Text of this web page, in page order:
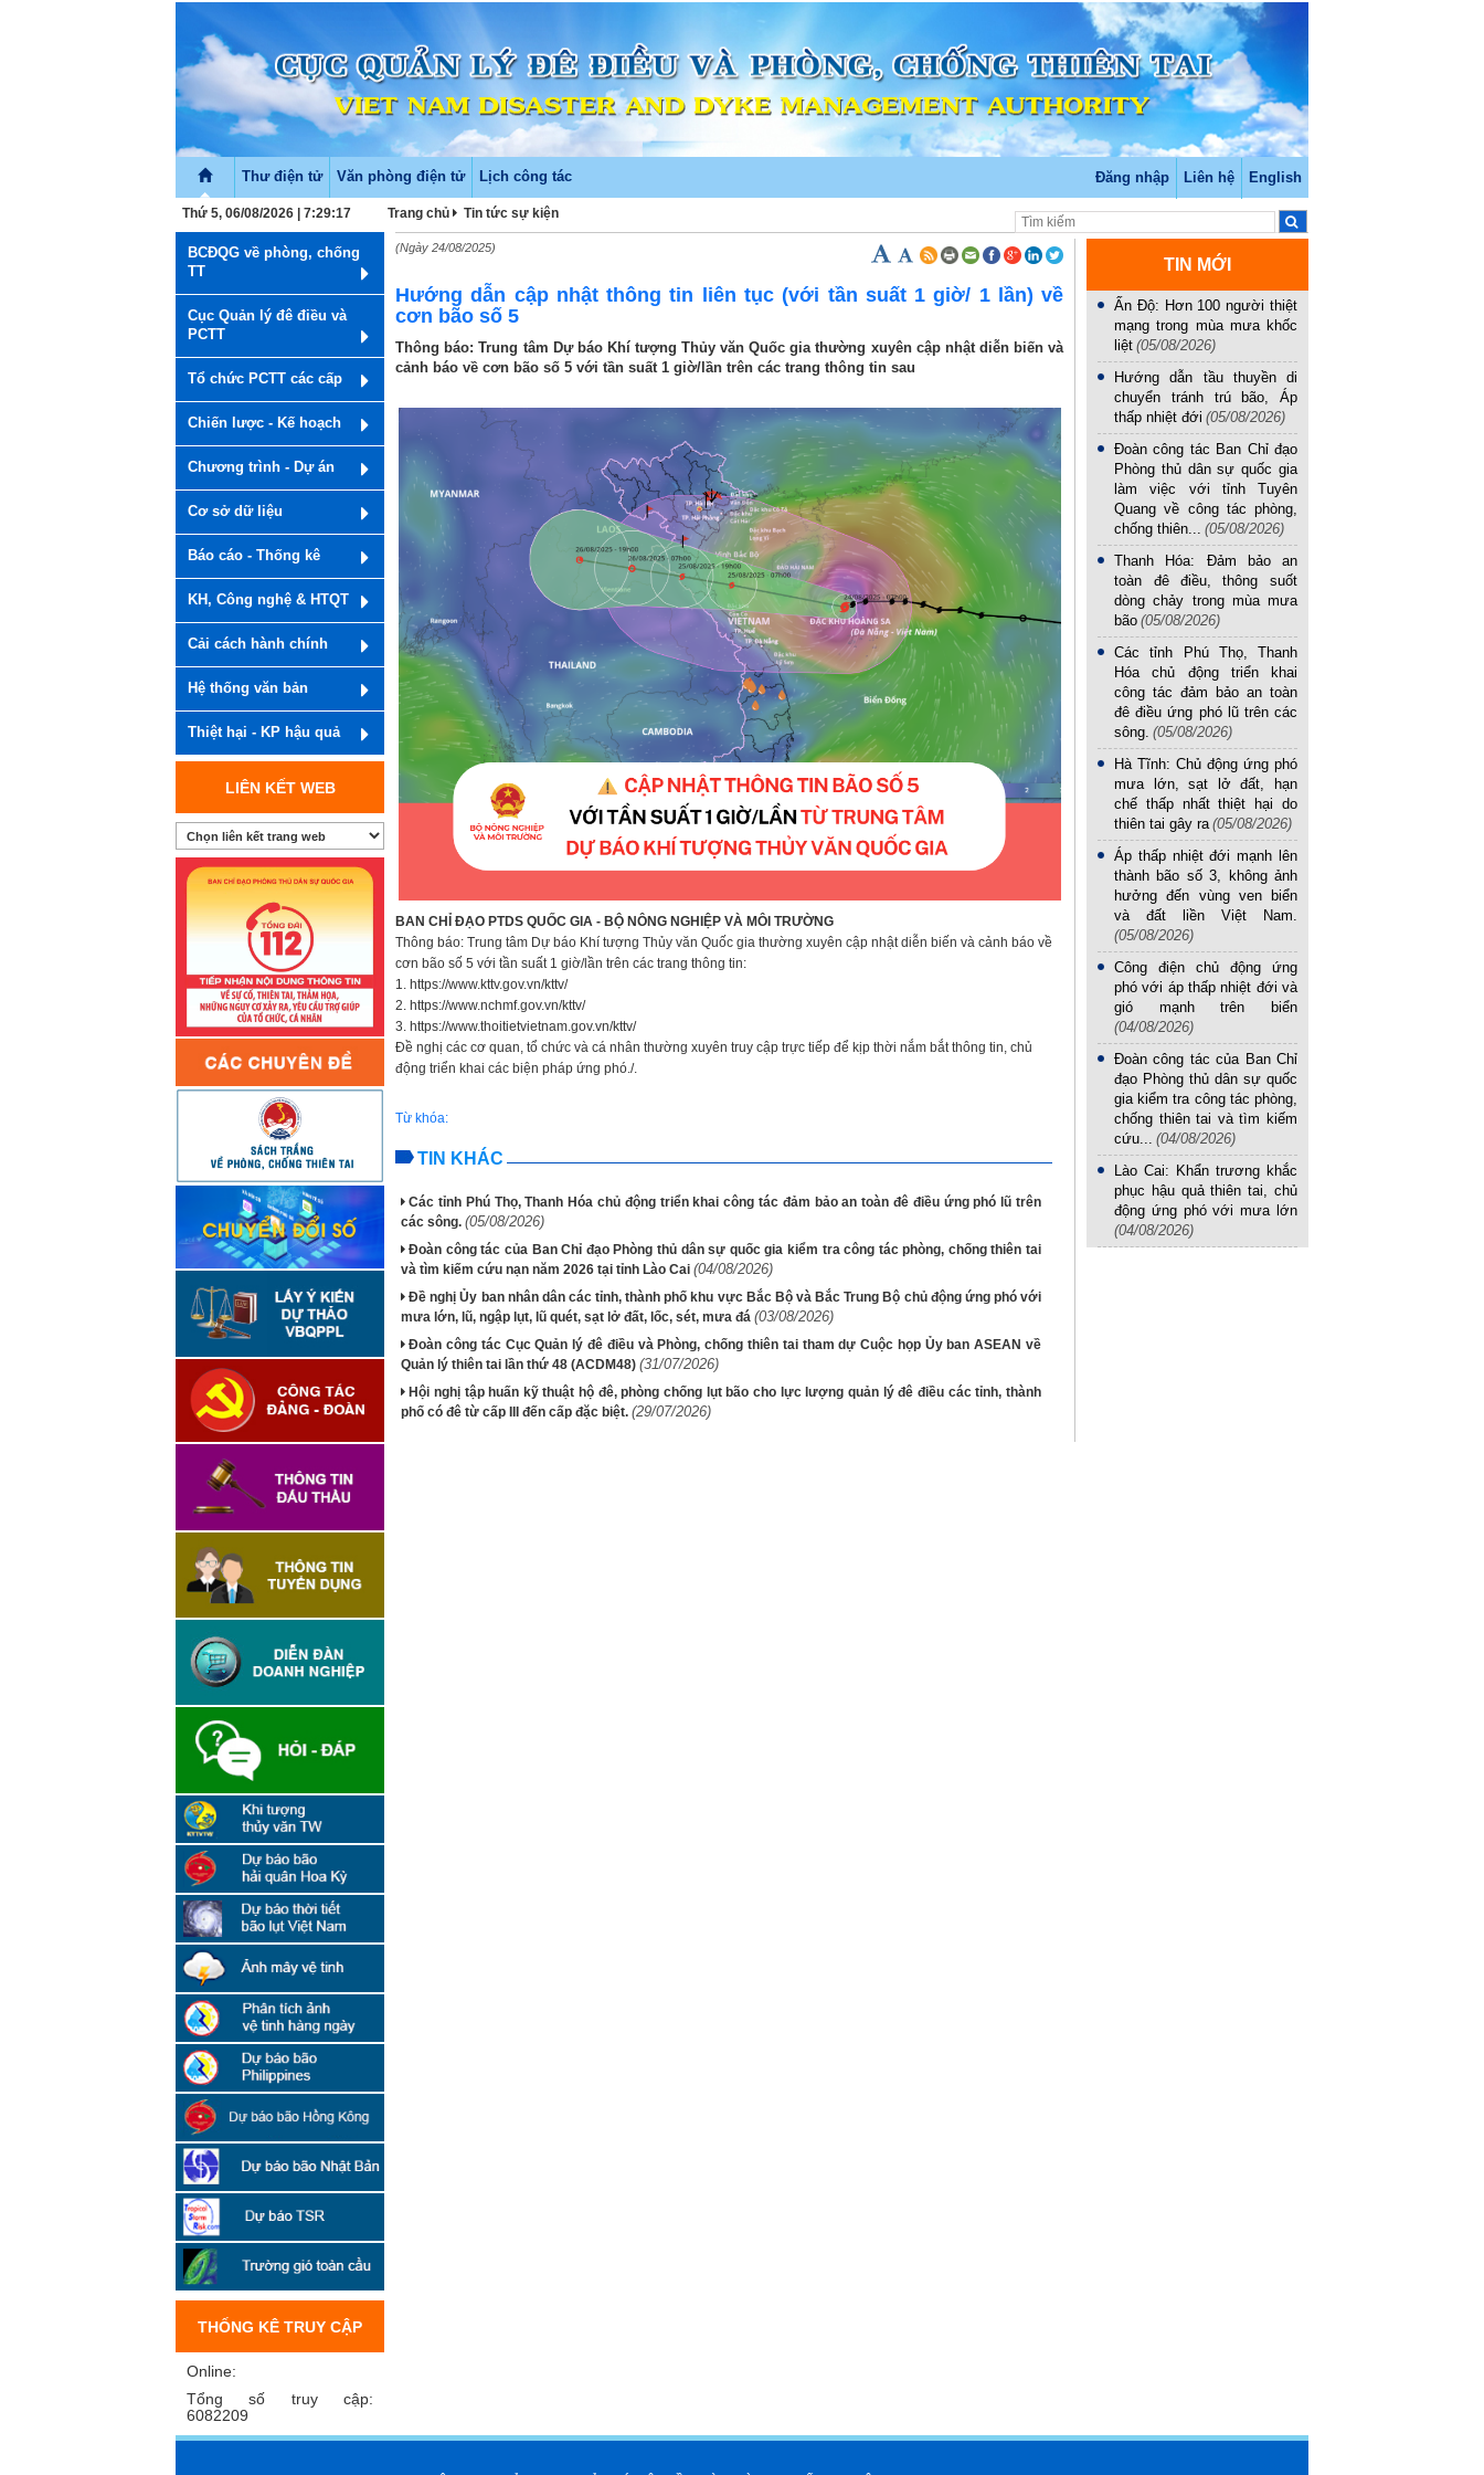
Thư điện tử Văn phòng điện tử Lịch công tác Đăng nhập Liên hệ English
Thứ 5, 06/08/2026 | 7:29:18 Trang chủ Tin tức sự kiện
BCĐQG về phòng, chống
TT
Cục Quản lý đê điều và
PCTT
Tổ chức PCTT các cấp
Chiến lược - Kế hoạch
Chương trình - Dự án
Cơ sở dữ liệu
Báo cáo - Thống kê
KH, Công nghệ & HTQT
Cải cách hành chính
Hệ thống văn bản
Thiệt hại - KP hậu quả
LIÊN KẾT WEB
THỐNG KÊ TRUY CẬP
Online:
Tổng số truy cập:
6082209
(Ngày 24/08/2025)
Hướng dẫn cập nhật thông tin liên tục (với tần suất 1 giờ/ 1 lần) về
cơn bão số 5
Thông báo: Trung tâm Dự báo Khí tượng Thủy văn Quốc gia thường xuyên cập nhật diễn biến và
cảnh báo về cơn bão số 5 với tần suất 1 giờ/lần trên các trang thông tin sau
BAN CHỈ ĐẠO PTDS QUỐC GIA - BỘ NÔNG NGHIỆP VÀ MÔI TRƯỜNG
Thông báo: Trung tâm Dự báo Khí tượng Thủy văn Quốc gia thường xuyên cập nhật diễn biến và cảnh báo về
cơn bão số 5 với tần suất 1 giờ/lần trên các trang thông tin:
1. https://www.kttv.gov.vn/kttv/
2. https://www.nchmf.gov.vn/kttv/
3. https://www.thoitietvietnam.gov.vn/kttv/
Đề nghị các cơ quan, tổ chức và cá nhân thường xuyên truy cập trực tiếp để kịp thời nắm bắt thông tin, chủ
động triển khai các biện pháp ứng phó./.
Từ khóa:
TIN KHÁC
Các tỉnh Phú Thọ, Thanh Hóa chủ động triển khai công tác đảm bảo an toàn đê điều ứng phó lũ trên
các sông.(05/08/2026)
Đoàn công tác của Ban Chỉ đạo Phòng thủ dân sự quốc gia kiểm tra công tác phòng, chống thiên tai
và tìm kiếm cứu nạn năm 2026 tại tỉnh Lào Cai(04/08/2026)
Đề nghị Ủy ban nhân dân các tỉnh, thành phố khu vực Bắc Bộ và Bắc Trung Bộ chủ động ứng phó với
mưa lớn, lũ, ngập lụt, lũ quét, sạt lở đất, lốc, sét, mưa đá(03/08/2026)
Đoàn công tác Cục Quản lý đê điều và Phòng, chống thiên tai tham dự Cuộc họp Ủy ban ASEAN về
Quản lý thiên tai lần thứ 48 (ACDM48)(31/07/2026)
Hội nghị tập huấn kỹ thuật hộ đê, phòng chống lụt bão cho lực lượng quản lý đê điều các tỉnh, thành
phố có đê từ cấp III đến cấp đặc biệt.(29/07/2026)
TIN MỚI
Ấn Độ: Hơn 100 người thiệt
mạng trong mùa mưa khốc
liệt (05/08/2026)
Hướng dẫn tầu thuyền di
chuyển tránh trú bão, Áp
thấp nhiệt đới (05/08/2026)
Đoàn công tác Ban Chỉ đạo
Phòng thủ dân sự quốc gia
làm việc với tỉnh Tuyên
Quang về công tác phòng,
chống thiên... (05/08/2026)
Thanh Hóa: Đảm bảo an
toàn đê điều, thông suốt
dòng chảy trong mùa mưa
bão (05/08/2026)
Các tỉnh Phú Thọ, Thanh
Hóa chủ động triển khai
công tác đảm bảo an toàn
đê điều ứng phó lũ trên các
sông. (05/08/2026)
Hà Tĩnh: Chủ động ứng phó
mưa lớn, sạt lở đất, hạn
chế thấp nhất thiệt hại do
thiên tai gây ra (05/08/2026)
Áp thấp nhiệt đới mạnh lên
thành bão số 3, không ảnh
hưởng đến vùng ven biển
và đất liền Việt Nam.
(05/08/2026)
Công điện chủ động ứng
phó với áp thấp nhiệt đới và
gió mạnh trên biển
(04/08/2026)
Đoàn công tác của Ban Chỉ
đạo Phòng thủ dân sự quốc
gia kiểm tra công tác phòng,
chống thiên tai và tìm kiếm
cứu... (04/08/2026)
Lào Cai: Khẩn trương khắc
phục hậu quả thiên tai, chủ
động ứng phó với mưa lớn
(04/08/2026)